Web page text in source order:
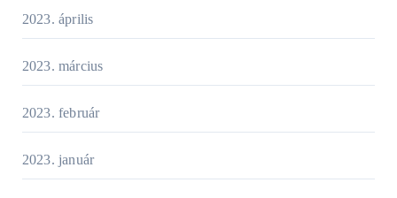
2023. április
2023. március
2023. február
2023. január